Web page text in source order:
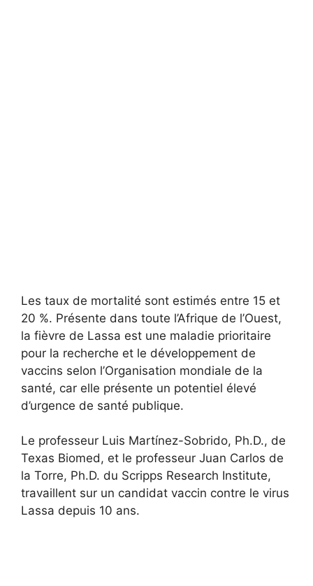
Les taux de mortalité sont estimés entre 15 et
20 %. Présente dans toute l’Afrique de l’Ouest,
la fièvre de Lassa est une maladie prioritaire
pour la recherche et le développement de
vaccins selon l’Organisation mondiale de la
santé, car elle présente un potentiel élevé
d’urgence de santé publique.
Le professeur Luis Martínez-Sobrido, Ph.D., de
Texas Biomed, et le professeur Juan Carlos de
la Torre, Ph.D. du Scripps Research Institute,
travaillent sur un candidat vaccin contre le virus
Lassa depuis 10 ans.